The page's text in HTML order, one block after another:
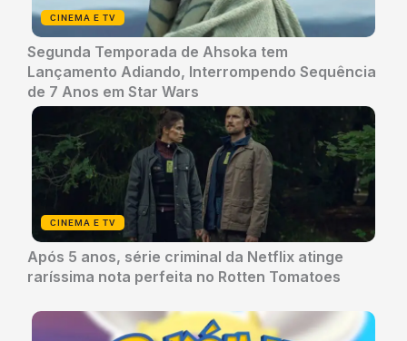
CINEMA E TV
Segunda Temporada de Ahsoka tem
Lançamento Adiando, Interrompendo Sequência
de 7 Anos em Star Wars
CINEMA E TV
Após 5 anos, série criminal da Netflix atinge
raríssima nota perfeita no Rotten Tomatoes